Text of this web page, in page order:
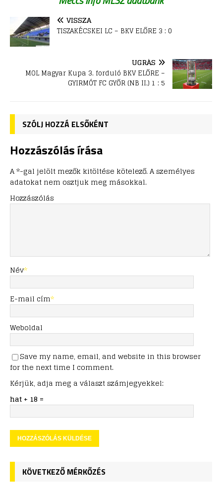
VISSZA
TISZAKÉCSKEI LC – BKV ELŐRE 3 : 0
UGRÁS
MOL Magyar Kupa 3. forduló BKV ELŐRE –
GYIRMÓT FC GYŐR (NB II.) 1 : 5
SZÓLJ HOZZÁ ELSŐKÉNT
Hozzászólás írása
A *-gal jelölt mezők kitöltése kötelező. A személyes
adatokat nem osztjuk meg másokkal.
Hozzászólás
Név*
E-mail cím*
Weboldal
Save my name, email, and website in this browser
for the next time I comment.
Kérjük, adja meg a választ számjegyekkel:
hat + 18 =
KÖVETKEZŐ MÉRKŐZÉS